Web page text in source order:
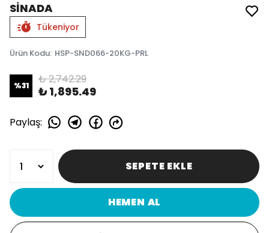
SİNADA
Tükeniyor
Ürün Kodu: HSP-SND066-20KG-PRL
%31 ₺ 2,742.29
₺ 1,895.49
Paylaş:
SEPETE EKLE
HEMEN AL